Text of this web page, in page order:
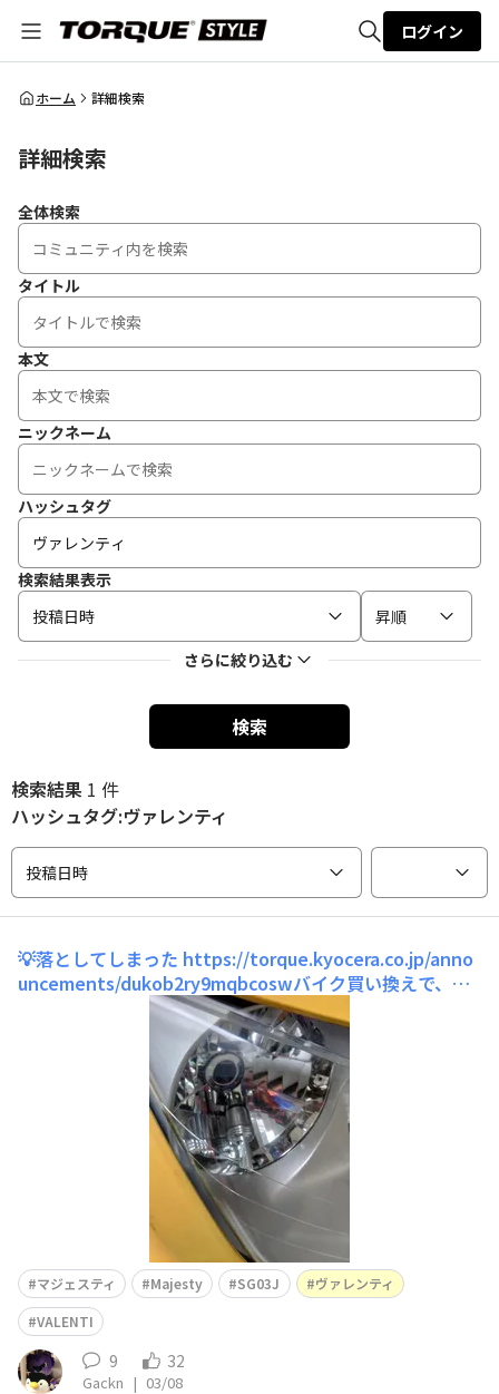
全体検索
ログイン
ホーム 詳細検索
詳細検索
全体検索
タイトル
本文
ニックネーム
ハッシュタグ
検索結果表示
投稿日時
昇順
さらに絞り込む
検索
検索結果 1 件
ハッシュタグ:ヴァレンティ
投稿日時
💡落としてしまった https://torque.kyocera.co.jp/anno
uncements/dukob2ry9mqbcoswバイク買い換えで、黄
マジェ用に買っていた予備品を着けてしまおうと・・・し
たら、ヘッドライト💡LEDを換えようとし、裏のカプラを
グイグイ押していたら、LED本体が取付けリングから外れ
マジェスティ Majesty SG03J
ヴァレンティ
VALENTI
9 32
Gackn | 03/08